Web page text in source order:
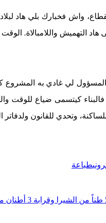
القطاع، واش فخبارك بلي هاد
التهميش واللامبالاة.
لي غادي به المشروع
كيتسمى ضياع للوقت
للساكنة، وتحدي للقانون
طباعة